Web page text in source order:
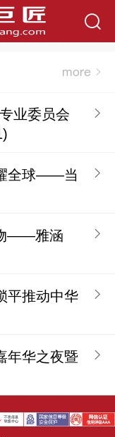
业委员会
全球——当
——雅涵
平推动中华
年华之夜暨